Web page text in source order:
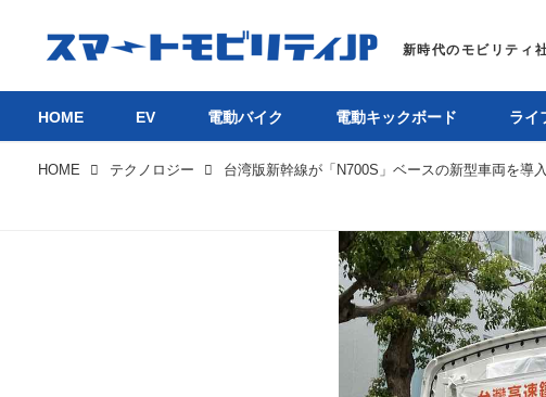
HOME EV 電動バイク 電動キックボード ライ
HOME テクノロジー